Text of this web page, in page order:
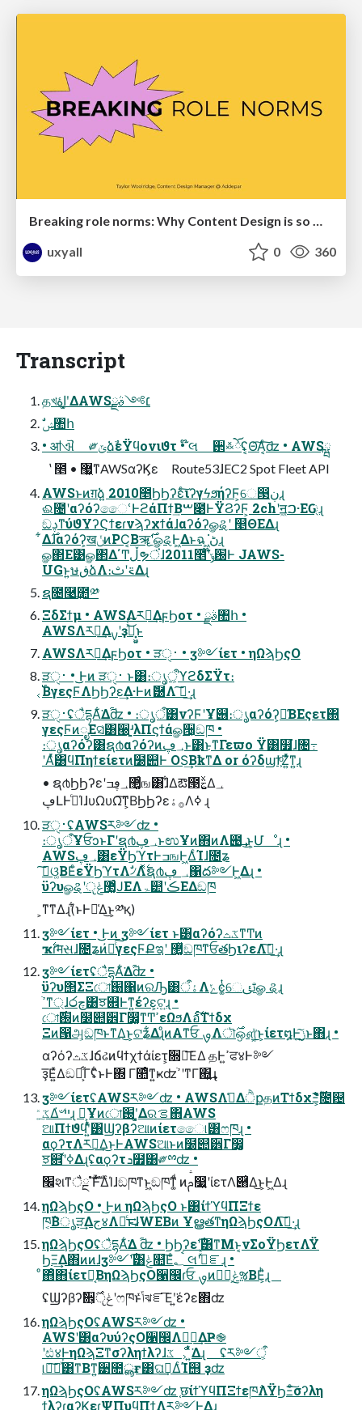
Breaking role norms: Why Content Design is so much more than writing copy - Taylor Woolridge
uxyall
0 360
Transcript
தখاۀʹ͓͚ΔAWS׆༻ࣄྫ
ࣗݾ঺հ
• ॴଐ ༗ݶձࣾεΫϥονιϑτ • ໊લ ઒࿏ོٛʢ͔Θ͡Α͔ͨ͠ʣ • AWSྺ
̔೥ • ޷͖ͳAWSαʔϏε Route53ɺEC2 Spot Fleet API
AWSͱͷग़ձ͍ 2010೥ϦϦʔεͨ͠ιʔγϟϧήʔϜ͕େ൓ڹɻ
ଈ೔ʹαʔόʔෛՙͰϩάΠϯ͢Βࠔ೉ͰΫϨʔϜ͕ 2chʹॻ͖ࠐ·ΕԌ্ɻ
ඞࢮͳύϑΥʔϚϯεɾνϡʔχϯάɺαʔόʔௐୡʹ ௥ΘΕΔɻ
͋Δ࣌ɺαʔόʔ͕खݩͷPC͔Βॠ࣌ʹௐୡͰ͖Δͱฉ ͖ڻ͘ɻ
ௐ΂Ε͹ௐ΂Δ΄Ͳڵຯਂ͘ɺ2011೥ʹ໊ݹ԰Ͱ JAWS-
UGͱ͍͏ษڧձΛ։࠵ʹࢸΔɻ
ຊ೔࿩͢಺༰
ΞδΣϯμ • AWSΛར༻͢ΔϝϦοτ • ࣄྫ঺հ •
AWSΛར༻͢Δࡍʹҙ͓͖͍ࣝͯͨ͜͠ͱ
AWSΛར༻͢ΔϝϦοτ • ੜ࢈ੑ • ӡ༻ίετ • ηΩϡϦςΟ
ੜ࢈ੑ • ͜͜Ͱͷ ੜ࢈ੑ ͱ͸։ൃऀ͕ϓϩδΣΫτ։
͔࢝ΒγεςϜΛϦϦʔε͢Δ·Ͱͷޮ཰Λ ࢦ͠·͢ɻ
ੜ࢈ੑʢैདྷΑ͋͘Δ࢟ʣ • ։ൃऀ͸νʔϜʹҰ୆։ൃαʔόʔ͕༩͑ΒΕςετ΍
γεςϜͷೖΕସ͑͸੠ֻ͚ʴλΠϛϯάௐ੔͕ඞཁ •
։ൃαʔόʔ͸ຊ൪αʔόʔͷ؀ڥͱ͸͜ͱͳΓεϖο Ϋ͸௿͘ɺ৔߹
ʹΑͬͯ͸ϥΠηϯείετͷ໰୊Ͱ OS͢ΒҟͳΔ or όʔδϣϯ͕ͦΖ͍ͬͯͳ͍ɻ
• ຊ൪ϦϦʔεʹ޲͚ͨ؀ڥߏங͸ɺ͋Δఔ౓ࣅ͍ͯΔ؀
ڥԼͰߦ͏ͨΊɺυΩυΩ͠ͳ͕ΒϦϦʔε࡞ۀΛߦ ͏ɻ
ੜ࢈ੑʢAWSར༻ʣ •
։ൃऀҰਓͻͱΓʹຊ൪؀ڥͱಉҰͷ΋ͷΛ౉͢ ͜ͱ͕Մೳɻ •
AWS؀ڥ͸εΫϦϓτͰߏஙͰ͖ΔͨΊɺ೔ʑ
ࢼ͠ଓ͚ΒΕͨεΫϦϓτΛࣗ৴Λ࣋ͬͯຊ൪؀ ڥ΁ద༻Ͱ͖Δɻ •
ϋʔυௐୡʹ޲͚ͨݟੵͿΕΛۃ୺ʹڪΕΔඞཁ
͕ͳ͘ͳΔɻ(͋ͱͰม͑Δ͜ͱ͕༰қ)
ӡ༻ίετ • ͜͜Ͱͷ ӡ༻ίετ ͱ͸αʔόʔػثͳͲͷ
ҡ࣋ɾमસɺ೔ʑͷ҆ఆͨ͠γεςϜՔಇʹ ޲͚ͯඞཁͳਓతϦιʔεΛࢦ͠·͢ɻ
ӡ༻ίετʢैདྷΑ͋͘Δ࢟ʣ •
ϋʔυ΢ΣΞো֐΁ͷରԠ͸ۀऀΛݺͼ͚ͭେࢸٸௐ ୡɻ
ߴֹͳ্ɺ෮چ͸ਝ଎Ͱͳ͍έʔε͕ଟ͍ɻ •
ো֐࣌ͷ໰୊੾Γ෼͚ͳͲߴεΩϧΛอ࣋ͨ͠Τϯδχ
Ξͷ൑அ͕ඞཁͱͳΔ͜ͱ͕ଟʑ͋ΔɻͦͷΑ͏ͳਓ ࡐΛৗ࣌ஔ͍͓ͯ͘͜ͱ͕ίετ໘Ͱݫ͍͜͠ͱ΋ɻ •
αʔόʔػثɺճઢͷϥϯχϯάίετ͕૝ఆ͞ΕΔ தͰߴ͍ਫ४Ͱ༻
ҙ͞Ε͍ͯΔඞཁ͕͋Γʢ͋ͱͰ΍ Γ௚ͤͳ͍ҝʣߴֹʹͳΓ΍͍͢ɻ
ӡ༻ίετʢAWSར༻ʣ • AWSΛࢧ͑ΔੈքதͷΤϯδχΞ͕̎̐࣌ؒ̏̒̑೔଴
ػ͍ͯ͠Δ҆৺ײɻ ສ͕Ұͷো֐ʹ͓͚Δରࡦ΋AWS
ଆΠϯϑϥʹ͍ͭͯ͸Ϣʔβʔଆͷίετෛ୲͸ෆཁɻ •
αϙʔτΛར༻͢Δ͜ͱͰAWSଆͱͷ໰୊੾Γ෼͚͕
ਝ଎ʹߦ͑Δɻʢαϙʔτܖ໿͸༗ྉʣ •
׬શͳैྔ՝ۚํࣜͰ͋ΔͨΊɺඞཁͳͱ͖ඞཁͳ͚ͩ ͷࢧ෷͍ʹίετΛ཈͑Δ͜ͱ͕Ͱ͖Δɻ
ηΩϡϦςΟ • ͜͜Ͱͷ ηΩϡϦςΟ ͱ͸ίϯϓϥΠΞϯε
ཁ͔݅Βൃੜ͢Δج४Λຬͨ͢͜ͱɺWEBͷ ҰൠతͳηΩϡϦςΟΛࢦ͠·͢ɻ
ηΩϡϦςΟʢैདྷΑ͋͘Δ ࢟ʣ • ϦϦʔε࣌ʹ͸ͳΜͱ͔νΣοΫϦετΛΫ
ϦΞ͢Δ΋ͷͷɺӡ༻࣌ʹ͸ݟ௚͞Εͣ؂ࠪ લʹ߄ͯͯ֬ೝɻ •
ͦ΋ͦ΋ίετ໘͔ΒηΩϡϦςΟ੡඼ɾਓ ࡐͷಋೖ͕ݟૹΒΕ͕ͪɻ
ʢϢʔβʔࣗ਎͕ݟੵ࣌ʹෆཁͱݴͬͯঝೝ͞Εʹ͍͘έʔε΋ʣ
ηΩϡϦςΟʢAWSར༻ʣ •
AWSʹ͸αʔυύʔςΟ੡඼Λಋೖ͢ΔҎ֎
ʹඪ४ͰηΩϡΞͳσʔληϯλʔɺػೳ͕ ͍ͭͯ͘Δɻ ʢར༻ऀ͕
୲อ͠ແͯ͘͸ͳΒͳ͍੹೚ൣғ͸ଘࡏ͢ΔͨΊ஫ ҙʣ
ηΩϡϦςΟʢAWSར༻ʣ ֤छίϯϓϥΠΞϯεཁ݅ΛΫϦΞͨ͠σʔλη
ϯλʔɾαʔϏεɾΨΠυϥΠϯΛར༻Ͱ͖Δɻ